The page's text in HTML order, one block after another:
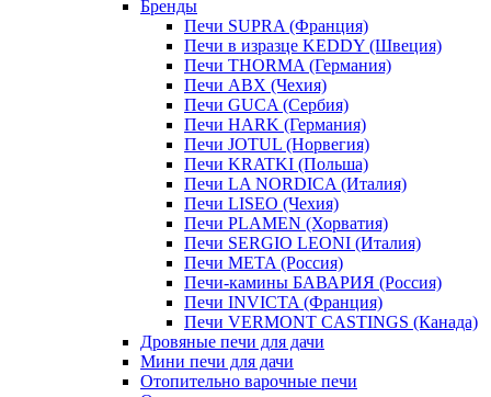
Бренды
Печи SUPRA (Франция)
Печи в изразце KEDDY (Швеция)
Печи THORMA (Германия)
Печи ABX (Чехия)
Печи GUCA (Сербия)
Печи HARK (Германия)
Печи JOTUL (Норвегия)
Печи KRATKI (Польша)
Печи LA NORDICA (Италия)
Печи LISEO (Чехия)
Печи PLAMEN (Хорватия)
Печи SERGIO LEONI (Италия)
Печи META (Россия)
Печи-камины БАВАРИЯ (Россия)
Печи INVICTA (Франция)
Печи VERMONT CASTINGS (Канада)
Дровяные печи для дачи
Мини печи для дачи
Отопительно варочные печи